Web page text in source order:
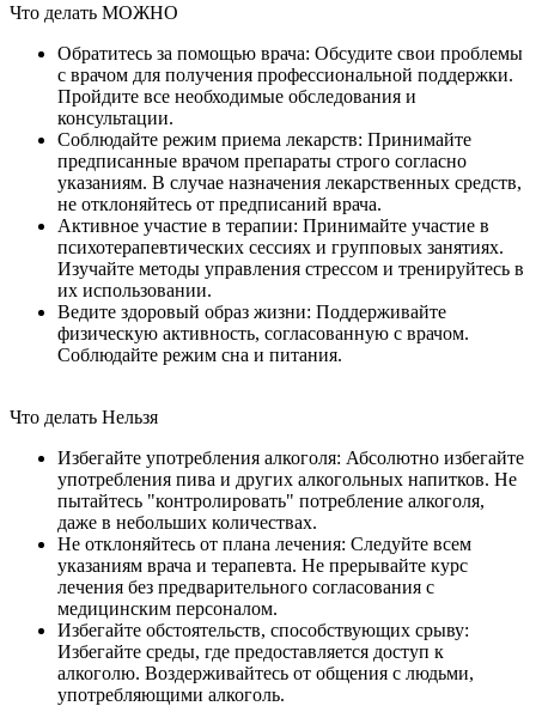
Что делать МОЖНО
Обратитесь за помощью врача: Обсудите свои проблемы
с врачом для получения профессиональной поддержки.
Пройдите все необходимые обследования и
консультации.
Соблюдайте режим приема лекарств: Принимайте
предписанные врачом препараты строго согласно
указаниям. В случае назначения лекарственных средств,
не отклоняйтесь от предписаний врача.
Активное участие в терапии: Принимайте участие в
психотерапевтических сессиях и групповых занятиях.
Изучайте методы управления стрессом и тренируйтесь в
их использовании.
Ведите здоровый образ жизни: Поддерживайте
физическую активность, согласованную с врачом.
Соблюдайте режим сна и питания.
Что делать Нельзя
Избегайте употребления алкоголя: Абсолютно избегайте
употребления пива и других алкогольных напитков. Не
пытайтесь "контролировать" потребление алкоголя,
даже в небольших количествах.
Не отклоняйтесь от плана лечения: Следуйте всем
указаниям врача и терапевта. Не прерывайте курс
лечения без предварительного согласования с
медицинским персоналом.
Избегайте обстоятельств, способствующих срыву:
Избегайте среды, где предоставляется доступ к
алкоголю. Воздерживайтесь от общения с людьми,
употребляющими алкоголь.